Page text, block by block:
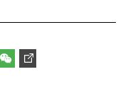
更多詳細介紹